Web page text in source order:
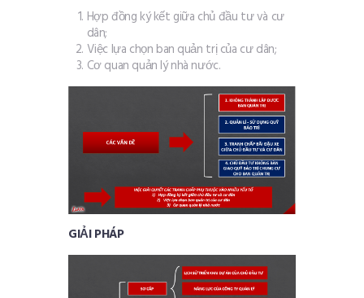
Hợp đồng ký kết giữa chủ đầu tư và cư
dân;
Việc lựa chọn ban quản trị của cư dân;
Cơ quan quản lý nhà nước.
GIẢI PHÁP